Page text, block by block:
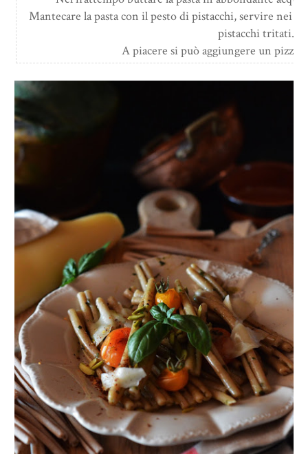
Mantecare la pasta con il pesto di pistacchi, servire nei
pistacchi tritati.
A piacere si può aggiungere un